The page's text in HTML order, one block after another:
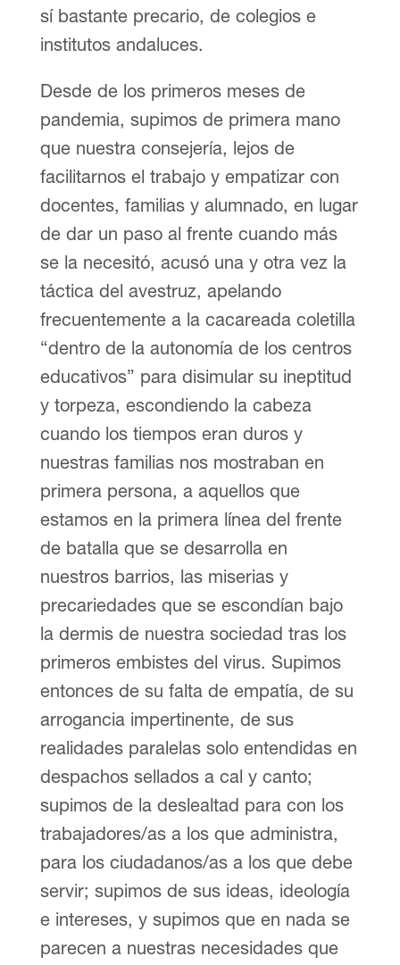
sí bastante precario, de colegios e
institutos andaluces.
Desde de los primeros meses de
pandemia, supimos de primera mano
que nuestra consejería, lejos de
facilitarnos el trabajo y empatizar con
docentes, familias y alumnado, en lugar
de dar un paso al frente cuando más
se la necesitó, acusó una y otra vez la
táctica del avestruz, apelando
frecuentemente a la cacareada coletilla
“dentro de la autonomía de los centros
educativos” para disimular su ineptitud
y torpeza, escondiendo la cabeza
cuando los tiempos eran duros y
nuestras familias nos mostraban en
primera persona, a aquellos que
estamos en la primera línea del frente
de batalla que se desarrolla en
nuestros barrios, las miserias y
precariedades que se escondían bajo
la dermis de nuestra sociedad tras los
primeros embistes del virus. Supimos
entonces de su falta de empatía, de su
arrogancia impertinente, de sus
realidades paralelas solo entendidas en
despachos sellados a cal y canto;
supimos de la deslealtad para con los
trabajadores/as a los que administra,
para los ciudadanos/as a los que debe
servir; supimos de sus ideas, ideología
e intereses, y supimos que en nada se
parecen a nuestras necesidades que